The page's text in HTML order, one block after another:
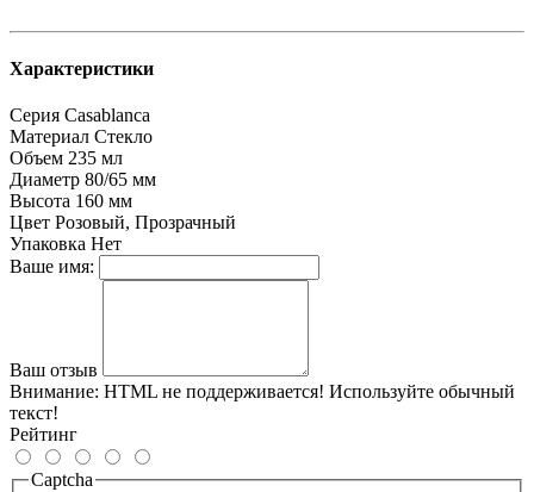
Характеристики
Серия Casablanca
Материал Стекло
Объем 235 мл
Диаметр 80/65 мм
Высота 160 мм
Цвет Розовый, Прозрачный
Упаковка Нет
Ваше имя:
Ваш отзыв
Внимание: HTML не поддерживается! Используйте обычный
текст!
Рейтинг
Captcha